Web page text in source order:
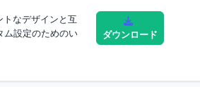
なデザインと互
ム設定のためのい
ダウンロード